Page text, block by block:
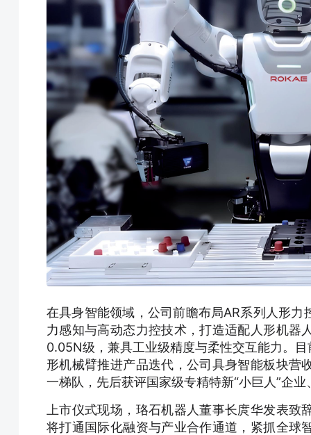
在具身智能领域，公司前瞻布局AR系列人形
力感知与高动态力控技术，打造适配人形机器
0.05N级，兼具工业级精度与柔性交互能力。
形机械臂推进产品迭代，公司具身智能板块营
一梯队，先后获评国家级专精特新“小巨人”企
上市仪式现场，珞石机器人董事长庹华发表
将打通国际化融资与产业合作通道，紧抓全球